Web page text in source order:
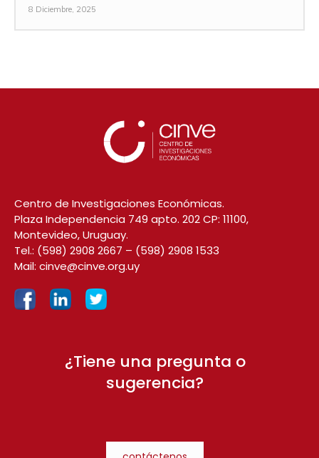
8 Diciembre, 2025
Centro de Investigaciones Económicas.
Plaza Independencia 749 apto. 202 CP: 11100,
Montevideo, Uruguay.
Tel.: (598) 2908 2667 – (598) 2908 1533
Mail: cinve@cinve.org.uy
¿Tiene una pregunta o
sugerencia?